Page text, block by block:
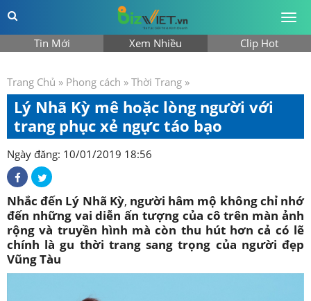
Tin Mới Xem Nhiều Clip Hot
Trang Chủ » Phong cách » Thời Trang »
Lý Nhã Kỳ mê hoặc lòng người với
trang phục xẻ ngực táo bạo
Ngày đăng: 10/01/2019 18:56
Nhắc đến Lý Nhã Kỳ, người hâm mộ không chỉ nhớ
đến những vai diễn ấn tượng của cô trên màn ảnh
rộng và truyền hình mà còn thu hút hơn cả có lẽ
chính là gu thời trang sang trọng của người đẹp
Vũng Tàu